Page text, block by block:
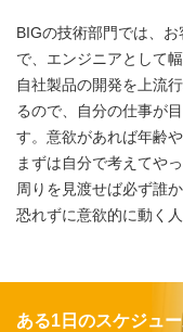
BIGの技術部門では、
で、エンジニアとして
自社製品の開発を上流
るので、自分の仕事が
す。意欲があれば年齢
まずは自分で考えてや
周りを見渡せば必ず誰
恐れずに意欲的に動く
ある1日のスケジュ